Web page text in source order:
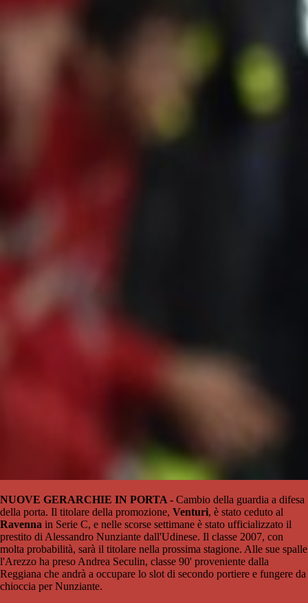
NUOVE GERARCHIE IN PORTA - Cambio della guardia a difesa
della porta. Il titolare della promozione, Venturi, è stato ceduto al
Ravenna in Serie C, e nelle scorse settimane è stato ufficializzato il
prestito di Alessandro Nunziante dall'Udinese. Il classe 2007, con
molta probabilità, sarà il titolare nella prossima stagione. Alle sue spalle
l'Arezzo ha preso Andrea Seculin, classe 90' proveniente dalla
Reggiana che andrà a occupare lo slot di secondo portiere e fungere da
chioccia per Nunziante.